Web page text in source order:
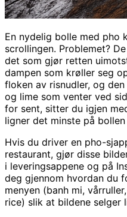
En nydelig bolle med pho
scrollingen. Problemet?
det som gjør retten
dampen som krøller seg
floken av risnudler, og
og lime som venter ved
for sent, sitter du igjen
ligner det minste på
Hvis du driver en pho-
restaurant, gjør disse
i leveringsappene og på
deg gjennom hvordan du
menyen (banh mi,
rice) slik at bildene selger